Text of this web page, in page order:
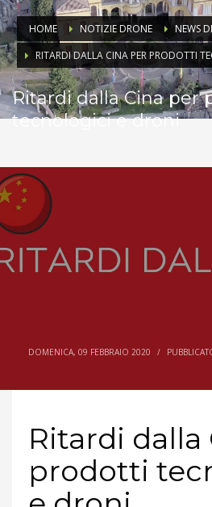
HOME NOTIZIE DRONE
NEWS
RITARDI DALLA CINA PER PRODOTTI
Ritardi dalla Cina per
tecnologici e droni
DOMENICA, 09 FEBBRAIO 2020 /
Ritardi dalla
prodotti